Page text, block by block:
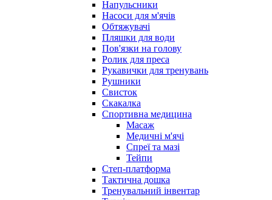
Напульсники
Насоси для м'ячів
Обтяжувачі
Пляшки для води
Пов'язки на голову
Ролик для преса
Рукавички для тренувань
Рушники
Свисток
Скакалка
Спортивна медицина
Масаж
Медичні м'ячі
Спреї та мазі
Тейпи
Степ-платформа
Тактична дошка
Тренувальний інвентар